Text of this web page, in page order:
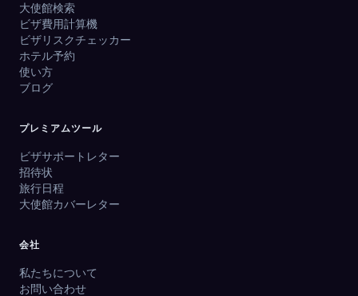
大使館検索
ビザ費用計算機
ビザリスクチェッカー
ホテル予約
使い方
ブログ
プレミアムツール
ビザサポートレター
招待状
旅行日程
大使館カバーレター
会社
私たちについて
お問い合わせ